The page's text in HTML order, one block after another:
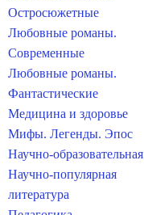
Остросюжетные
Любовные романы.
Современные
Любовные романы.
Фантастические
Медицина и здоровье
Мифы. Легенды. Эпос
Научно-образовательная
Научно-популярная
литература